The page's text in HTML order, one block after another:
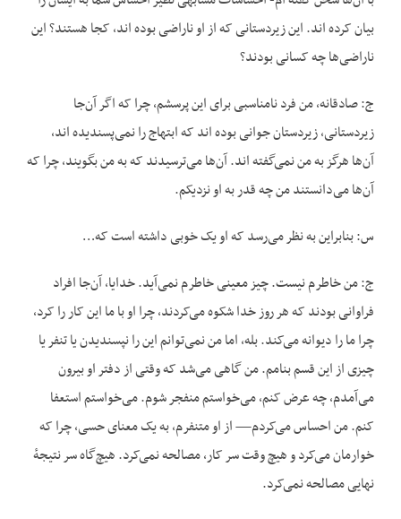
بیان کرده اند. این زیردستانی که از او ناراضی بوده اند، کجا هستند؟ این
ناراضی‌ها چه کسانی بودند؟
ج: صادقانه، من فرد نامناسبی برای این پرسشم، چرا که اگر آن‌جا
زیردستانی، زیردستان جوانی بوده اند که ابتهاج را نمی‌پسندیده اند،
آن‌ها هرگز به من نمی‌گفته اند. آن‌ها می‌ترسیدند که به من بگویند، چرا که
آن‌ها می‌دانستند من چه قدر به او نزدیکم.
س: بنابراین به نظر می‌رسد که او یک خوبی داشته است که…
ج: من خاطرم نیست. چیز معینی خاطرم نمی‌آید. خدایا، آن‌جا افراد
فراوانی بودند که هر روز خدا شکوه می‌کردند، چرا او با ما این کار را کرد،
چرا ما را دیوانه می‌کند. بله، اما من نمی‌توانم این را نپسندیدن یا تنفر یا
چیزی از این قسم بنامم. من گاهی می‌شد که وقتی از دفتر او بیرون
می‌آمدم، چه عرض کنم، می‌خواستم منفجر شوم. می‌خواستم استعفا
کنم. من احساس می‌کردم— از او متنفرم، به یک معنای حسی، چرا که
خوارمان می‌کرد و هیچ وقت سر کار، مصالحه نمی‌کرد. هیچ‌گاه سر نتیجهٔ
نهایی مصالحه نمی‌کرد.